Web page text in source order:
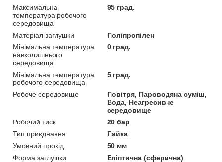
Максимальна
температура робочого
середовища
95 град.
Матеріал заглушки
Поліпропілен
Мінімальна температура
навколишнього
середовища
0 град.
Мінімальна температура
робочого середовища
5 град.
Робоче середовище
Повітря, Пароводяна суміш,
Вода, Неагресивне
середовище
Робочий тиск
20 бар
Тип приєднання
Пайка
Умовний прохід
50 мм
Форма заглушки
Еліптична (сферична)